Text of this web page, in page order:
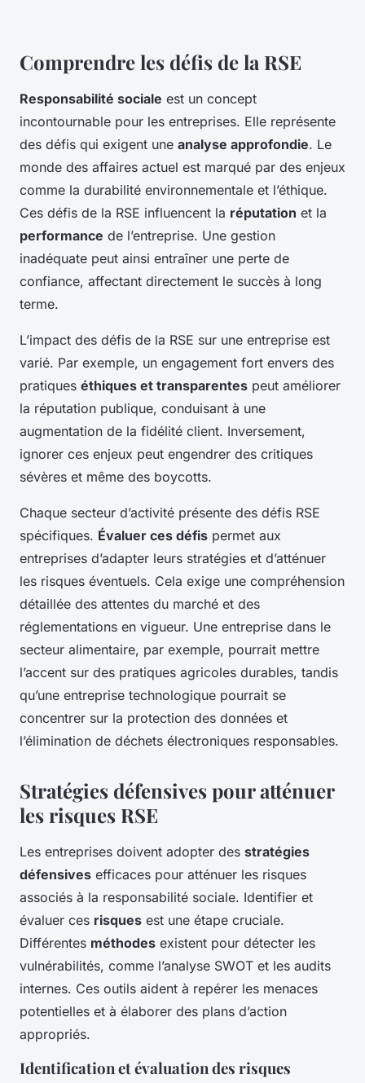
Comprendre les défis de la RSE
Responsabilité sociale est un concept
incontournable pour les entreprises. Elle représente
des défis qui exigent une analyse approfondie. Le
monde des affaires actuel est marqué par des enjeux
comme la durabilité environnementale et l’éthique.
Ces défis de la RSE influencent la réputation et la
performance de l’entreprise. Une gestion
inadéquate peut ainsi entraîner une perte de
confiance, affectant directement le succès à long
terme.
L’impact des défis de la RSE sur une entreprise est
varié. Par exemple, un engagement fort envers des
pratiques éthiques et transparentes peut améliorer
la réputation publique, conduisant à une
augmentation de la fidélité client. Inversement,
ignorer ces enjeux peut engendrer des critiques
sévères et même des boycotts.
Chaque secteur d’activité présente des défis RSE
spécifiques. Évaluer ces défis permet aux
entreprises d’adapter leurs stratégies et d’atténuer
les risques éventuels. Cela exige une compréhension
détaillée des attentes du marché et des
réglementations en vigueur. Une entreprise dans le
secteur alimentaire, par exemple, pourrait mettre
l’accent sur des pratiques agricoles durables, tandis
qu’une entreprise technologique pourrait se
concentrer sur la protection des données et
l’élimination de déchets électroniques responsables.
Stratégies défensives pour atténuer
lesrisques RSE
Les entreprises doivent adopter des stratégies
défensives efficaces pour atténuer les risques
associés à la responsabilité sociale. Identifier et
évaluer ces risques est une étape cruciale.
Différentes méthodes existent pour détecter les
vulnérabilités, comme l’analyse SWOT et les audits
internes. Ces outils aident à repérer les menaces
potentielles et à élaborer des plans d’action
appropriés.
Identification et évaluation des risques